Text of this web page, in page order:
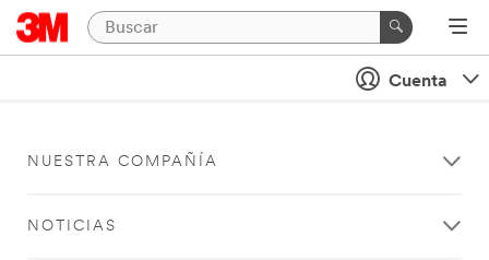
Cuenta
NUESTRA COMPAÑÍA
NOTICIAS